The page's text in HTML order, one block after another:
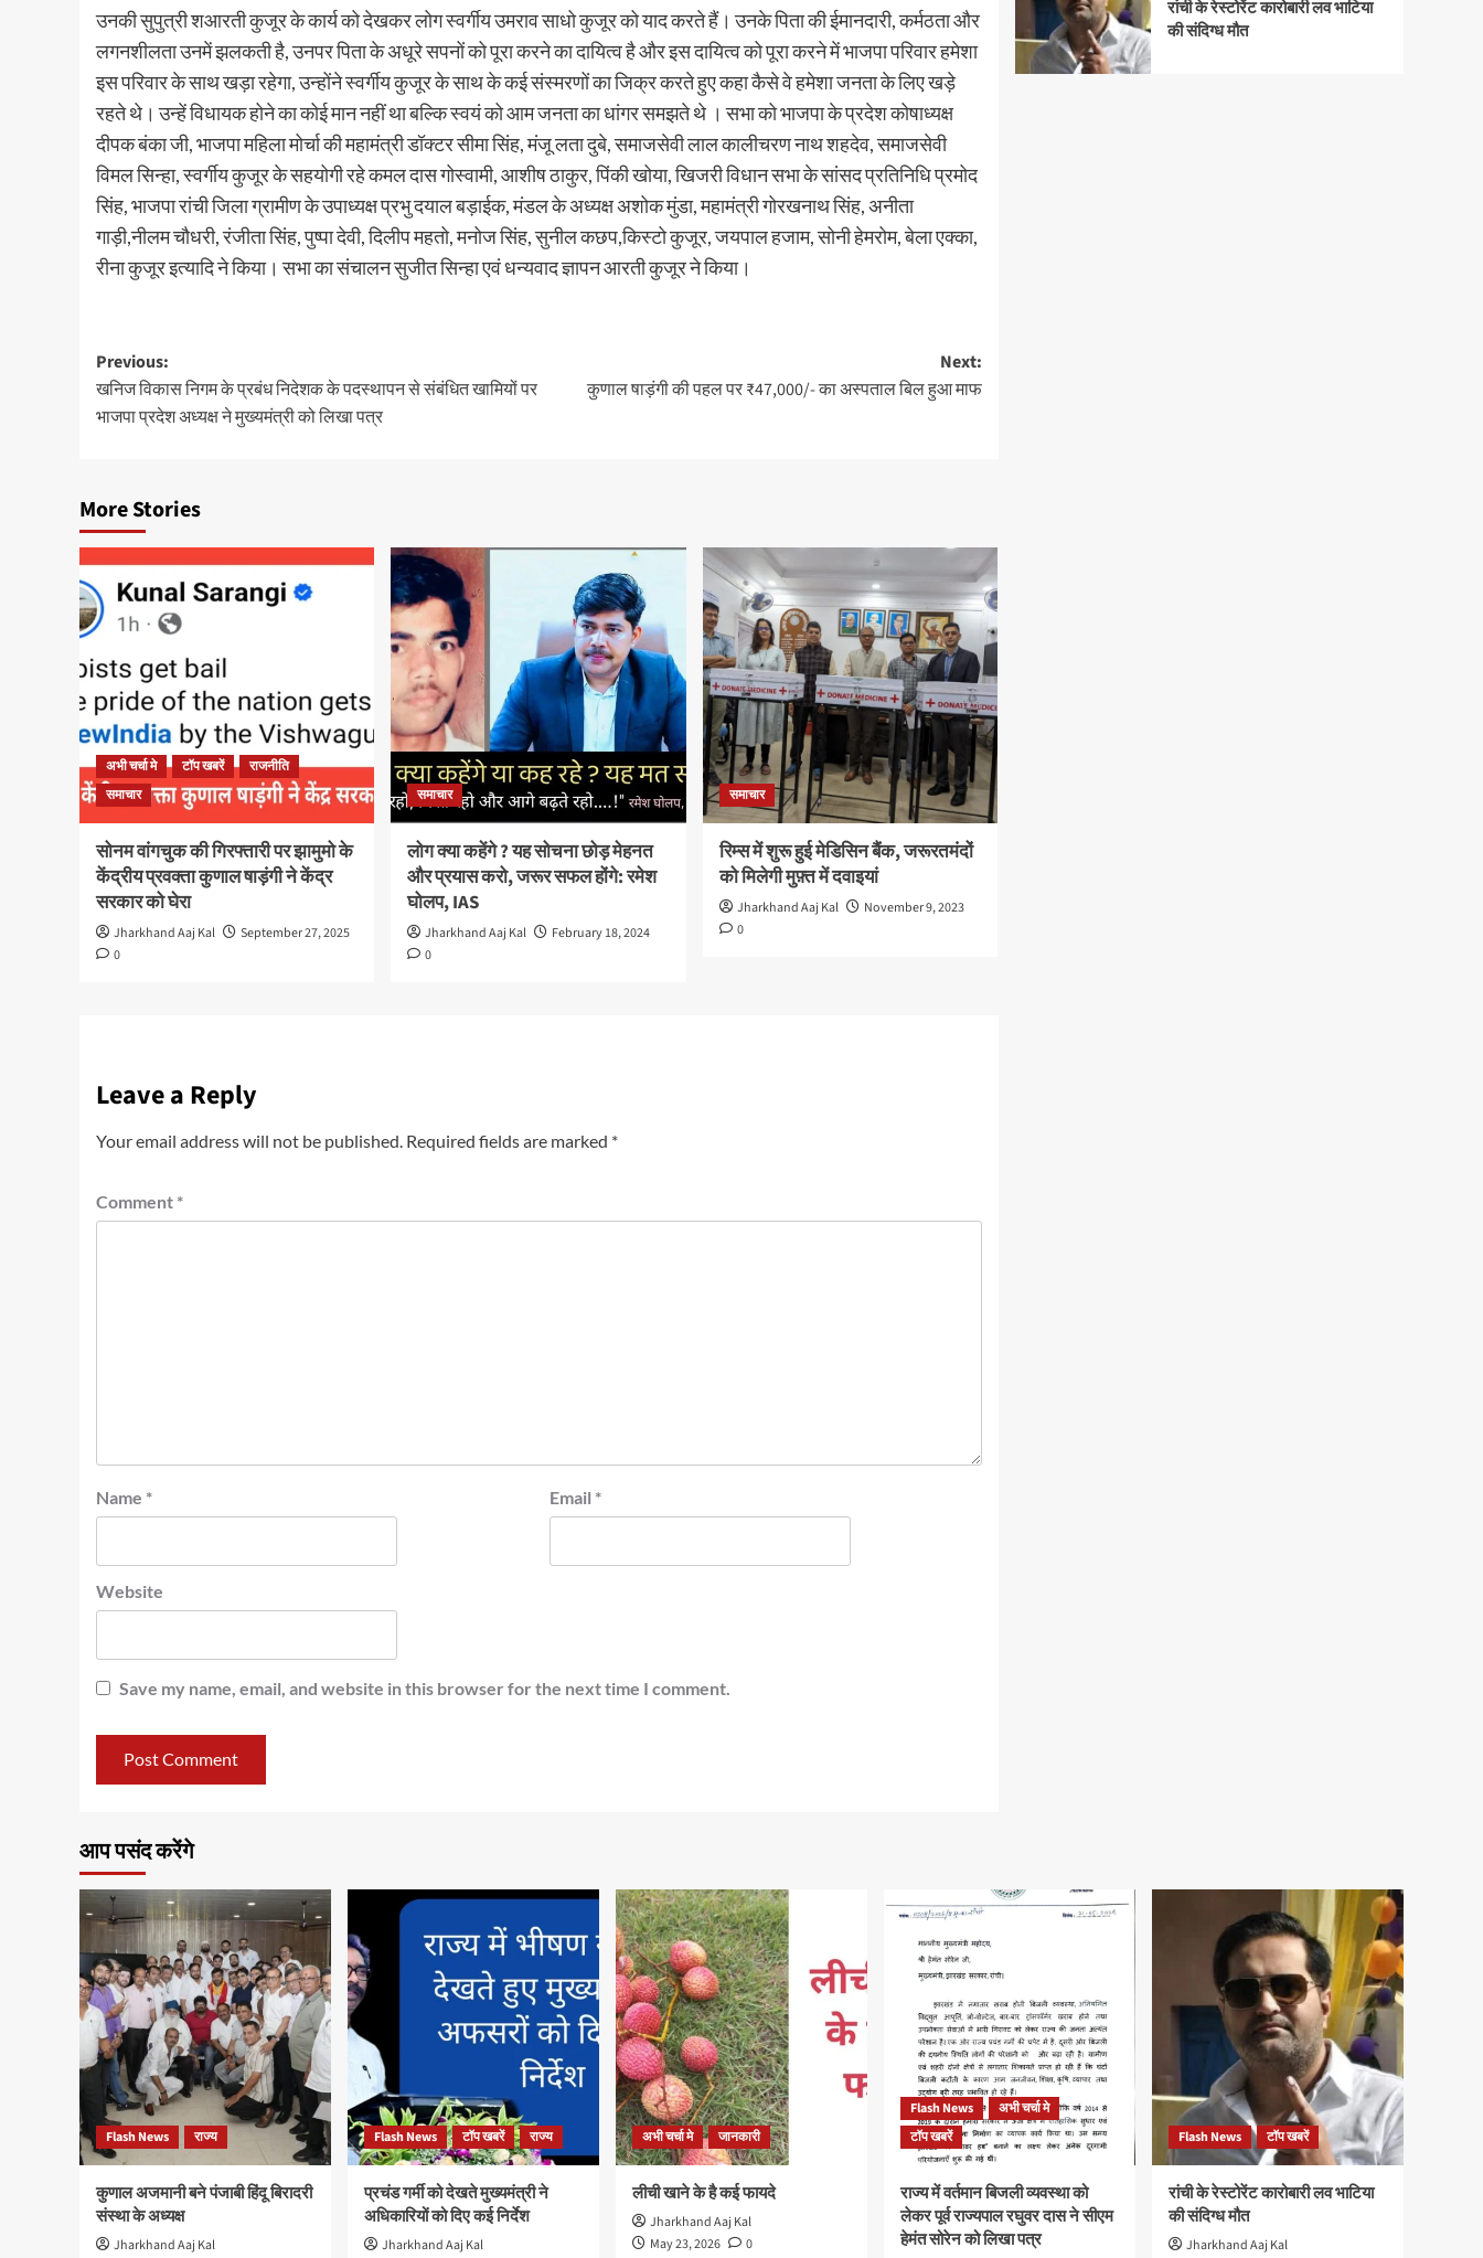
उनकी सुपुत्री शआरती कुजूर के कार्य को देखकर लोग स्वर्गीय उमराव साधो कुजूर को याद करते हैं। उनके पिता की ईमानदारी, कर्मठता और
लगनशीलता उनमें झलकती है, उनपर पिता के अधूरे सपनों को पूरा करने का दायित्व है और इस दायित्व को पूरा करने में भाजपा परिवार हमेशा
इस परिवार के साथ खड़ा रहेगा, उन्होंने स्वर्गीय कुजूर के साथ के कई संस्मरणों का जिक्र करते हुए कहा कैसे वे हमेशा जनता के लिए खड़े
रहते थे। उन्हें विधायक होने का कोई मान नहीं था बल्कि स्वयं को आम जनता का धांगर समझते थे । सभा को भाजपा के प्रदेश कोषाध्यक्ष
दीपक बंका जी, भाजपा महिला मोर्चा की महामंत्री डॉक्टर सीमा सिंह, मंजू लता दुबे, समाजसेवी लाल कालीचरण नाथ शहदेव, समाजसेवी
विमल सिन्हा, स्वर्गीय कुजूर के सहयोगी रहे कमल दास गोस्वामी, आशीष ठाकुर, पिंकी खोया, खिजरी विधान सभा के सांसद प्रतिनिधि प्रमोद
सिंह, भाजपा रांची जिला ग्रामीण के उपाध्यक्ष प्रभु दयाल बड़ाईक, मंडल के अध्यक्ष अशोक मुंडा, महामंत्री गोरखनाथ सिंह, अनीता
गाड़ी,नीलम चौधरी, रंजीता सिंह, पुष्पा देवी, दिलीप महतो, मनोज सिंह, सुनील कछप,किस्टो कुजूर, जयपाल हजाम, सोनी हेमरोम, बेला एक्का,
रीना कुजूर इत्यादि ने किया। सभा का संचालन सुजीत सिन्हा एवं धन्यवाद ज्ञापन आरती कुजूर ने किया।
Post
navigation
Previous:
खनिज विकास निगम के प्रबंध निदेशक के पदस्थापन से संबंधित खामियों पर
भाजपा प्रदेश अध्यक्ष ने मुख्यमंत्री को लिखा पत्र
Next:
कुणाल षाड़ंगी की पहल पर ₹47,000/- का अस्पताल बिल हुआ माफ
More Stories
अभी चर्चा मे टॉप खबरें
राजनीति
समाचार
सोनम वांगचुक की गिरफ्तारी पर झामुमो के
केंद्रीय प्रवक्ता कुणाल षाड़ंगी ने केंद्र
सरकार को घेरा
Jharkhand Aaj Kal
September 27, 2025
0
समाचार
लोग क्या कहेंगे ? यह सोचना छोड़ मेहनत
और प्रयास करो, जरूर सफल होंगे: रमेश
घोलप, IAS
Jharkhand Aaj Kal
February 18, 2024
0
समाचार
रिम्स में शुरू हुई मेडिसिन बैंक, जरूरतमंदों
को मिलेगी मुफ़्त में दवाइयां
Jharkhand Aaj Kal
November 9, 2023
0
Leave a Reply
Your email address will not be published. Required fields are marked *
Comment *
Name * Email *
Website
Save my name, email, and website in this browser for the next time I comment.
रांची के रेस्टोरेंट कारोबारी लव भाटिया
की संदिग्ध मौत
आप पसंद करेंगे
Flash News राज्य
कुणाल अजमानी बने पंजाबी हिंदू बिरादरी
संस्था के अध्यक्ष
Jharkhand Aaj Kal
Flash News टॉप खबरें राज्य
प्रचंड गर्मी को देखते मुख्यमंत्री ने
अधिकारियों को दिए कई निर्देश
Jharkhand Aaj Kal
अभी चर्चा मे जानकारी
लीची खाने के है कई फायदे
Jharkhand Aaj Kal
May 23, 2026
0
Flash News
अभी चर्चा मे
टॉप खबरें
राज्य में वर्तमान बिजली व्यवस्था को
लेकर पूर्व राज्यपाल रघुवर दास ने सीएम
हेमंत सोरेन को लिखा पत्र
Flash News टॉप खबरें
रांची के रेस्टोरेंट कारोबारी लव भाटिया
की संदिग्ध मौत
Jharkhand Aaj Kal